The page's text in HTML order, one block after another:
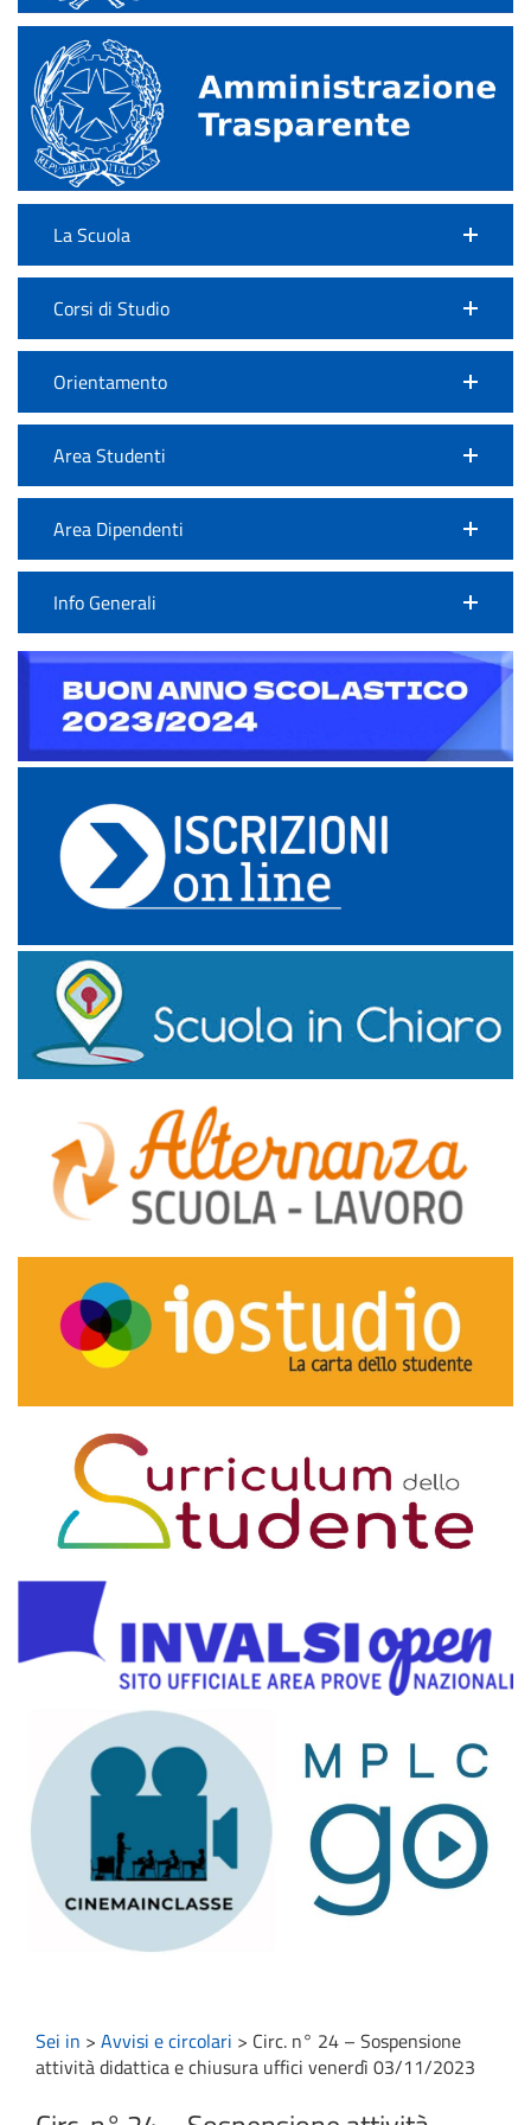
La Scuola
Corsi di Studio
Orientamento
Area Studenti
Area Dipendenti
Info Generali
Sei in > Avvisi e circolari > Circ. n° 24 – Sospensione
attività didattica e chiusura uffici venerdì 03/11/2023